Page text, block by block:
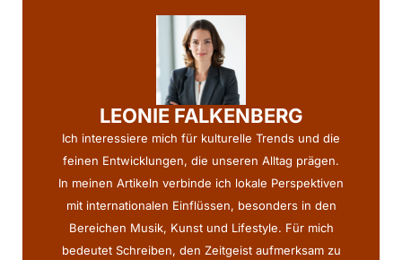
LEONIE FALKENBERG
Ich interessiere mich für kulturelle Trends und die
feinen Entwicklungen, die unseren Alltag prägen.
In meinen Artikeln verbinde ich lokale Perspektiven
mit internationalen Einflüssen, besonders in den
Bereichen Musik, Kunst und Lifestyle. Für mich
bedeutet Schreiben, den Zeitgeist aufmerksam zu